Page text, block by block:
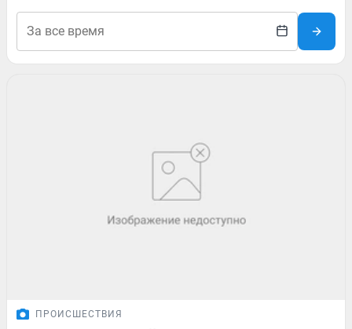
ПРОИСШЕСТВИЯ